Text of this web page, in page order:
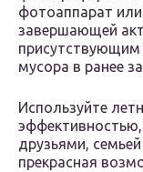
фотоаппарат
завершающей
присутствующим
мусора в ранее
Используйте
друзьями,
прекрасная